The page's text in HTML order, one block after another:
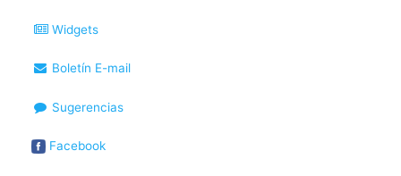
Widgets
Boletín E-mail
Sugerencias
Facebook